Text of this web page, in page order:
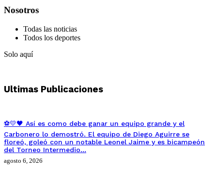
Nosotros
Todas las noticias
Todos los deportes
Solo aquí
Ultimas Publicaciones
⚽💛🖤 Así es como debe ganar un equipo grande y el
Carbonero lo demostró. El equipo de Diego Aguirre se
floreó, goleó con un notable Leonel Jaime y es bicampeón
del Torneo Intermedio…
agosto 6, 2026